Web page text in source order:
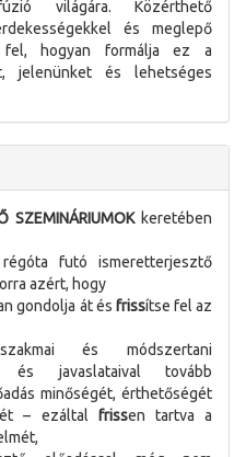
világára. Közérthető
és meglepő
fel, hogyan formálja ez a
jelenünket és lehetséges
SZEMINÁRIUMOKkeretében
futó ismeretterjesztő
azért, hogy
gondolja át és frissítse fel az
és módszertani
és javaslataival tovább
minőségét, érthetőségét
– ezáltal frissen tartva a